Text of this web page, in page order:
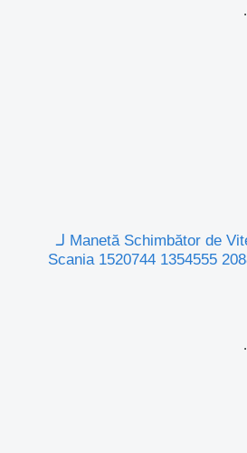
مبدل غيارات السرعة Manetă Schimbător de Viteze لـ